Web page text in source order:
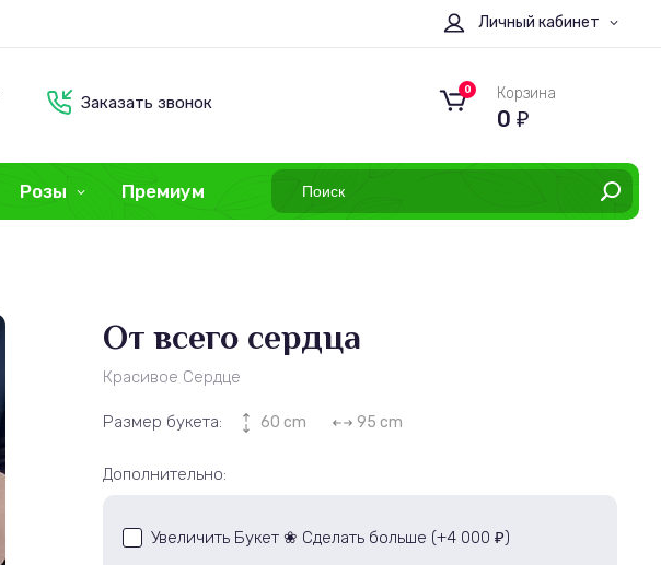
Личный кабинет
Заказать звонок
0 Корзина
0 ₽
Розы Премиум
От всего сердца
Красивое Сердце
Размер букета: 60 cm 95 cm
Дополнительно:
Увеличить Букет ❀ Сделать больше (+4 000 ₽)